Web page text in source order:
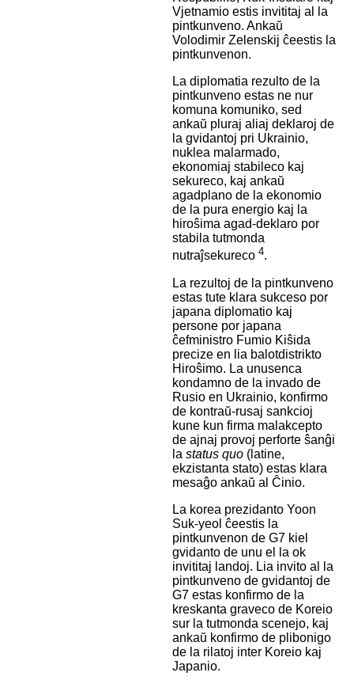
Vjetnamio estis invititaj al la
pintkunveno. Ankaŭ
Volodimir Zelenskij ĉeestis la
pintkunvenon.
La diplomatia rezulto de la
pintkunveno estas ne nur
komuna komuniko, sed
ankaŭ pluraj aliaj deklaroj de
la gvidantoj pri Ukrainio,
nuklea malarmado,
ekonomiaj stabileco kaj
sekureco, kaj ankaŭ
agadplano de la ekonomio
de la pura energio kaj la
hiroŝima agad-deklaro por
stabila tutmonda
nutraĵsekureco4.
La rezultoj de la pintkunveno
estas tute klara sukceso por
japana diplomatio kaj
persone por japana
ĉefministro Fumio Kiŝida
precize en lia balotdistrikto
Hiroŝimo. La unusenca
kondamno de la invado de
Rusio en Ukrainio, konfirmo
de kontraŭ-rusaj sankcioj
kune kun firma malakcepto
de ajnaj provoj perforte ŝanĝi
lastatus quo (latine,
ekzistanta stato) estas klara
mesaĝo ankaŭ al Ĉinio.
La korea prezidanto Yoon
Suk-yeol ĉeestis la
pintkunvenon de G7 kiel
gvidanto de unu el la ok
invititaj landoj. Lia invito al la
pintkunveno de gvidantoj de
G7 estas konfirmo de la
kreskanta graveco de Koreio
sur la tutmonda scenejo, kaj
ankaŭ konfirmo de plibonigo
de la rilatoj inter Koreio kaj
Japanio.